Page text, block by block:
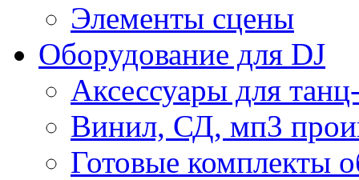
Элементы сцены
Оборудование для DJ
Аксессуары для
Винил, СД, мп3
Готовые комплекты